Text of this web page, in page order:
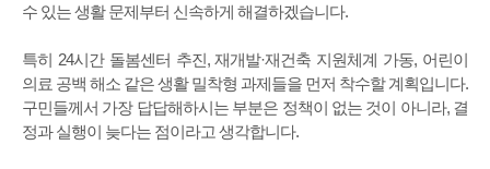
수 있는 생활 문제부터 신속하게 해결하겠습니다.
특히 24시간 돌봄센터 추진, 재개발·재건축 지원체계 가동, 어린이
의료 공백 해소 같은 생활 밀착형 과제들을 먼저 착수할 계획입니다.
구민들께서 가장 답답해하시는 부분은 정책이 없는 것이 아니라, 결
정과 실행이 늦다는 점이라고 생각합니다.